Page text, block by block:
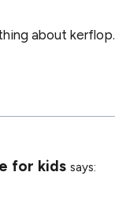
about kerflop.
for kids says: